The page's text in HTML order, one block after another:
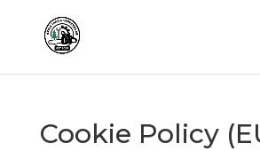
Cookie Policy